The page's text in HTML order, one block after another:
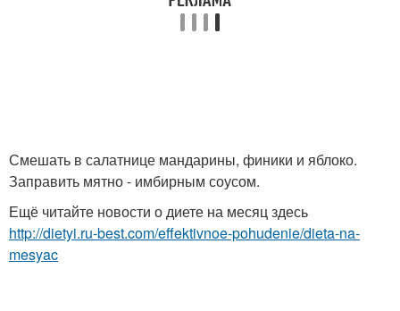
Смешать в салатнице мандарины, финики и яблоко.
Заправить мятно - имбирным соусом.
Ещё читайте новости о диете на месяц здесь
http://dietyi.ru-best.com/effektivnoe-pohudenie/dieta-na-
mesyac